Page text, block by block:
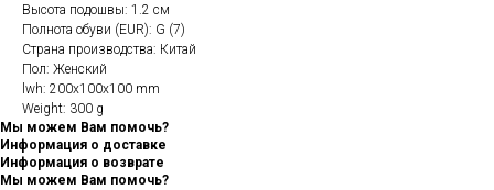
Высота подошвы: 1.2 см
Полнота обуви (EUR): G (7)
Страна производства: Китай
Пол: Женский
lwh: 200x100x100 mm
Weight: 300 g
Мы можем Вам помочь?
Информация о доставке
Информация о возврате
Мы можем Вам помочь?